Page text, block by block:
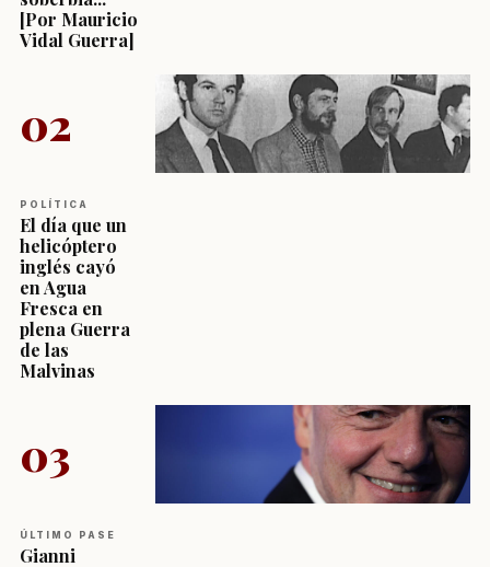
[Por Mauricio
Vidal Guerra]
02
POLÍTICA
El día que un
helicóptero
inglés cayó
en Agua
Fresca en
plena Guerra
de las
Malvinas
03
ÚLTIMO PASE
Gianni